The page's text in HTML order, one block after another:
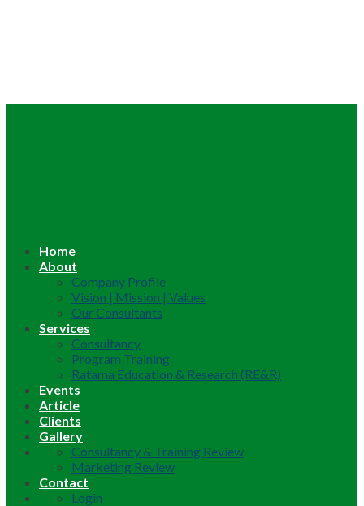
Home
About
Company Profile
Vision | Mission | Values
Our Consultants
Services
Consultancy
Program Training
Ratama Education & Research (RE&R)
Events
Article
Clients
Gallery
Consultancy & Training Review
Marketing Review
Contact
Login